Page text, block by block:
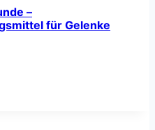
–
für Gelenke